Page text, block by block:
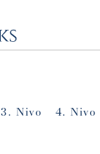
3. Nivo 4. Nivo